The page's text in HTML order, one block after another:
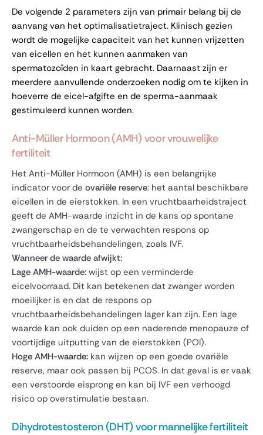
De volgende 2 parameters zijn van primair belang bij de
aanvang van het optimalisatietraject. Klinisch gezien
wordt de mogelijke capaciteit van het kunnen vrijzetten
van eicellen en het kunnen aanmaken van
spermatozoïden in kaart gebracht. Daarnaast zijn er
meerdere aanvullende onderzoeken nodig om te kijken in
hoeverre de eicel-afgifte en de sperma-aanmaak
gestimuleerd kunnen worden.
Anti-Müller Hormoon (AMH) voor vrouwelijke
fertiliteit
Het Anti-Müller Hormoon (AMH) is een belangrijke
indicator voor de ovariële reserve: het aantal beschikbare
eicellen in de eierstokken. In een vruchtbaarheidstraject
geeft de AMH-waarde inzicht in de kans op spontane
zwangerschap en de te verwachten respons op
vruchtbaarheidsbehandelingen, zoals IVF.
Wanneer de waarde afwijkt:
Lage AMH-waarde: wijst op een verminderde
eicelvoorraad. Dit kan betekenen dat zwanger worden
moeilijker is en dat de respons op
vruchtbaarheidsbehandelingen lager kan zijn. Een lage
waarde kan ook duiden op een naderende menopauze of
voortijdige uitputting van de eierstokken (POI).
Hoge AMH-waarde: kan wijzen op een goede ovariële
reserve, maar ook passen bij PCOS. In dat geval is er vaak
een verstoorde eisprong en kan bij IVF een verhoogd
risico op overstimulatie bestaan.
Dihydrotestosteron (DHT) voor mannelijke fertiliteit